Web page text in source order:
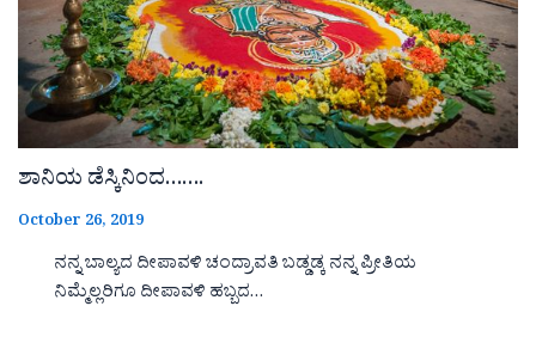
ಶಾನಿಯ ಡೆಸ್ಕಿನಿಂದ…….
October 26, 2019
ನನ್ನ ಬಾಲ್ಯದ ದೀಪಾವಳಿ ಚಂದ್ರಾವತಿ ಬಡ್ಡಡ್ಕ ನನ್ನ ಪ್ರೀತಿಯ
ನಿಮ್ಮೆಲ್ಲರಿಗೂ ದೀಪಾವಳಿ ಹಬ್ಬದ…